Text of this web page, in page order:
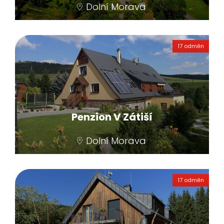
Dolní Morava
atrakcí Resortu Dolní Morava, v
bezprostřední blízkosti řeky Moravy.
Penzion V Zátiší
Dolní Morava
km od všech atrakcí Resortu Dolní Morava.
17 odměn
17 odměn